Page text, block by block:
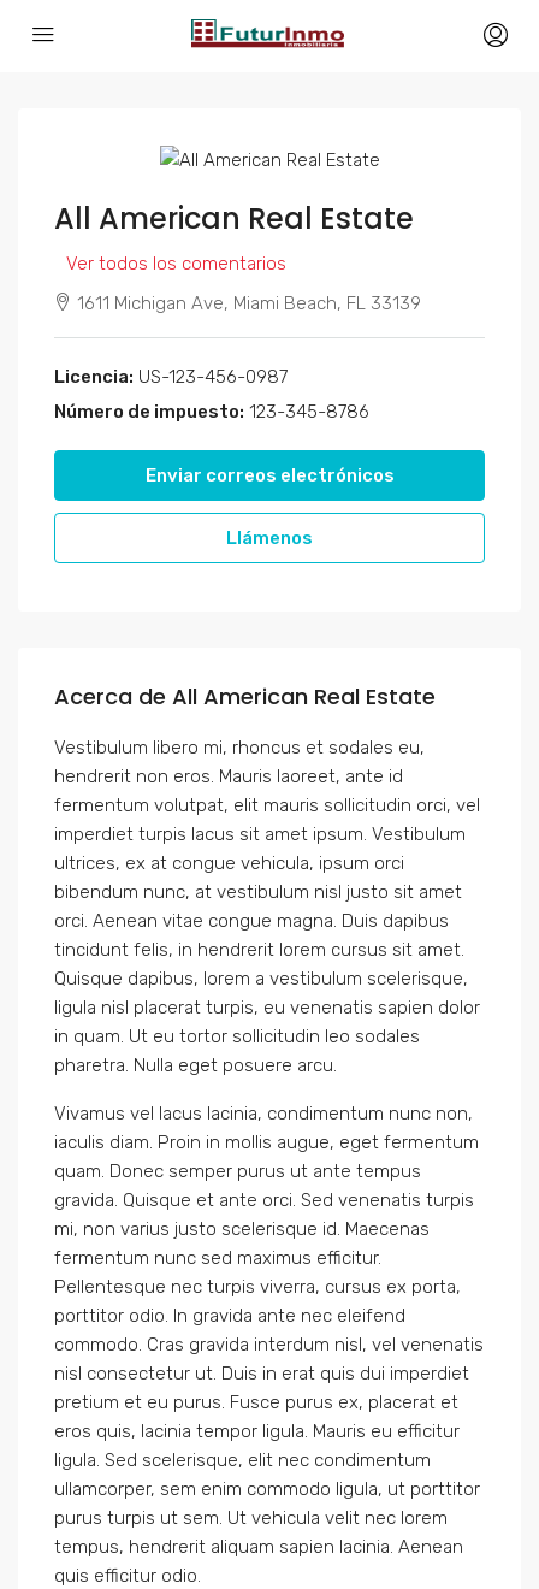
All American Real Estate
Ver todos los comentarios
1611 Michigan Ave, Miami Beach, FL 33139
Licencia: US-123-456-0987
Número de impuesto: 123-345-8786
Enviar correos electrónicos
Llámenos
Acerca de All American Real Estate
Vestibulum libero mi, rhoncus et sodales eu,
hendrerit non eros. Mauris laoreet, ante id
fermentum volutpat, elit mauris sollicitudin orci, vel
imperdiet turpis lacus sit amet ipsum. Vestibulum
ultrices, ex at congue vehicula, ipsum orci
bibendum nunc, at vestibulum nisl justo sit amet
orci. Aenean vitae congue magna. Duis dapibus
tincidunt felis, in hendrerit lorem cursus sit amet.
Quisque dapibus, lorem a vestibulum scelerisque,
ligula nisl placerat turpis, eu venenatis sapien dolor
in quam. Ut eu tortor sollicitudin leo sodales
pharetra. Nulla eget posuere arcu.
Vivamus vel lacus lacinia, condimentum nunc non,
iaculis diam. Proin in mollis augue, eget fermentum
quam. Donec semper purus ut ante tempus
gravida. Quisque et ante orci. Sed venenatis turpis
mi, non varius justo scelerisque id. Maecenas
fermentum nunc sed maximus efficitur.
Pellentesque nec turpis viverra, cursus ex porta,
porttitor odio. In gravida ante nec eleifend
commodo. Cras gravida interdum nisl, vel venenatis
nisl consectetur ut. Duis in erat quis dui imperdiet
pretium et eu purus. Fusce purus ex, placerat et
eros quis, lacinia tempor ligula. Mauris eu efficitur
ligula. Sed scelerisque, elit nec condimentum
ullamcorper, sem enim commodo ligula, ut porttitor
purus turpis ut sem. Ut vehicula velit nec lorem
tempus, hendrerit aliquam sapien lacinia. Aenean
quis efficitur odio.